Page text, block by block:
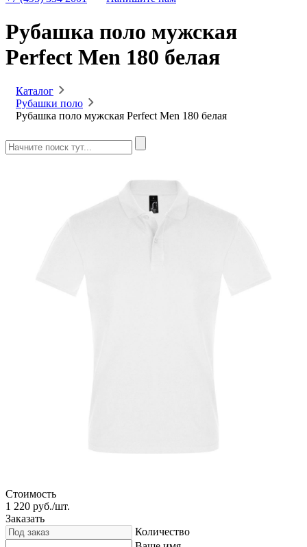
Рубашка поло мужская
Perfect Men 180 белая
Каталог
Рубашки поло
Рубашка поло мужская Perfect Men 180 белая
Стоимость
1 220 руб./шт.
Заказать
Количество